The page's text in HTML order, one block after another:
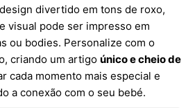
divertido em tons de roxo,
visual pode ser impresso em
ou bodies. Personalize com o
criando um artigo único e cheio de
cada momento mais especial e
a conexão com o seu bebé.